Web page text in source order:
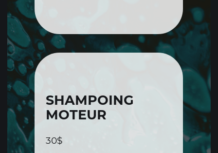
SHAMPOING
MOTEUR
30$